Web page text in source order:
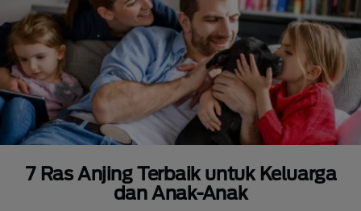
7 Ras Anjing Terbaik untuk Keluarga
dan Anak-Anak